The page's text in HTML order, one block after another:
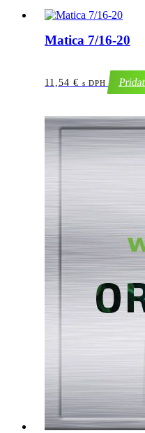
Matica 7/16-20
11,54 € s DPH